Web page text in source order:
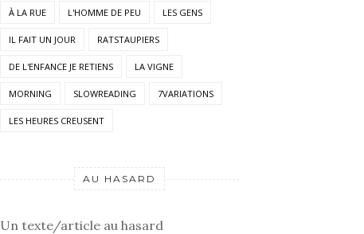
À LA RUE L'HOMME DE PEU LES GENS
IL FAIT UN JOUR RATSTAUPIERS
DE L'ENFANCE JE RETIENS LA VIGNE
MORNING SLOWREADING 7VARIATIONS
LES HEURES CREUSENT
AU HASARD
Un texte/article au hasard